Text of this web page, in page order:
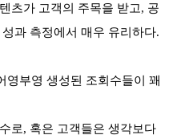
츠가 고객의 주목을 받고, 공
과 측정에서 매우 유리하다.
영부영 생성된 조회수들이 꽤
로, 혹은 고객들은 생각보다